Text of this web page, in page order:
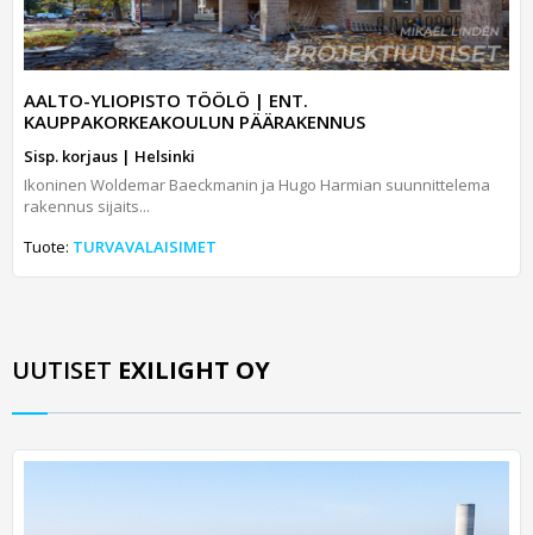
AALTO-YLIOPISTO TÖÖLÖ | ENT.
KAUPPAKORKEAKOULUN PÄÄRAKENNUS
Sisp. korjaus | Helsinki
Ikoninen Woldemar Baeckmanin ja Hugo Harmian suunnittelema
rakennus sijaits...
Tuote: TURVAVALAISIMET
UUTISET EXILIGHT OY